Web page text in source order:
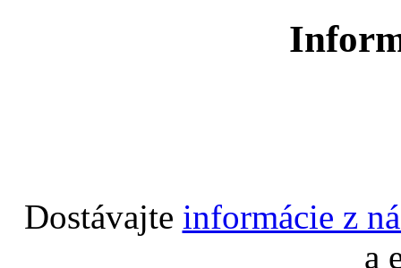
Dostávajte informácie z
a